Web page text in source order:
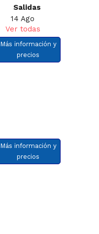
Salidas
14 Ago
Ver todas
Más información y
precios
Más información y
precios